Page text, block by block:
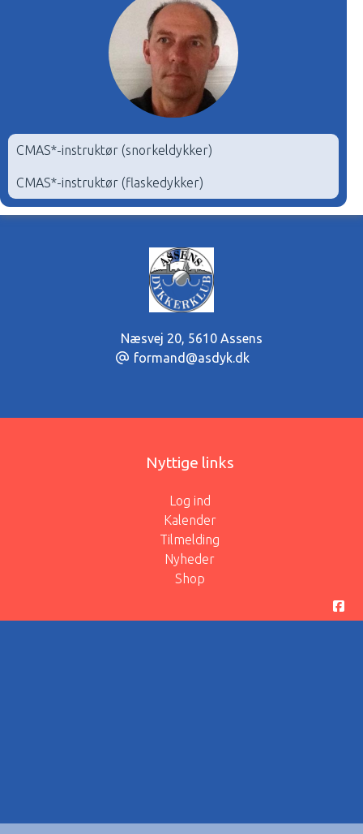
CMAS*-instruktør (snorkeldykker)
CMAS*-instruktør (flaskedykker)
Næsvej 20, 5610 Assens
formand@asdyk.dk
Nyttige links
Log ind
Kalender
Tilmelding
Nyheder
Shop